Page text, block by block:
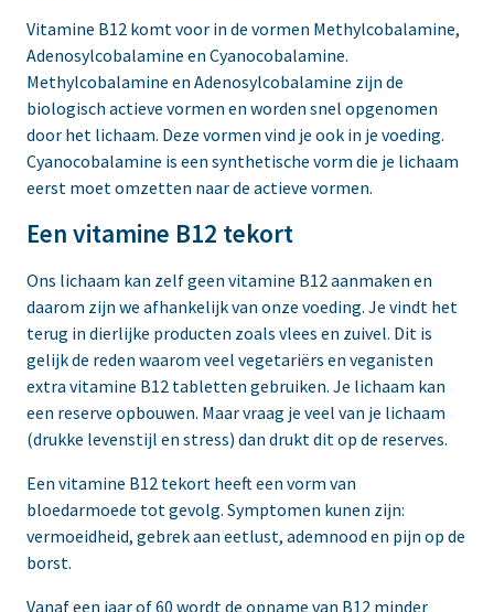
Vitamine B12 komt voor in de vormen Methylcobalamine,
Adenosylcobalamine en Cyanocobalamine.
Methylcobalamine en Adenosylcobalamine zijn de
biologisch actieve vormen en worden snel opgenomen
door het lichaam. Deze vormen vind je ook in je voeding.
Cyanocobalamine is een synthetische vorm die je lichaam
eerst moet omzetten naar de actieve vormen.
Een vitamine B12 tekort
Ons lichaam kan zelf geen vitamine B12 aanmaken en
daarom zijn we afhankelijk van onze voeding. Je vindt het
terug in dierlijke producten zoals vlees en zuivel. Dit is
gelijk de reden waarom veel vegetariërs en veganisten
extra vitamine B12 tabletten gebruiken. Je lichaam kan
een reserve opbouwen. Maar vraag je veel van je lichaam
(drukke levenstijl en stress) dan drukt dit op de reserves.
Een vitamine B12 tekort heeft een vorm van
bloedarmoede tot gevolg. Symptomen kunen zijn:
vermoeidheid, gebrek aan eetlust, ademnood en pijn op de
borst.
Vanaf een jaar of 60 wordt de opname van B12 minder